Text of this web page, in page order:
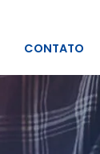
CONTATO